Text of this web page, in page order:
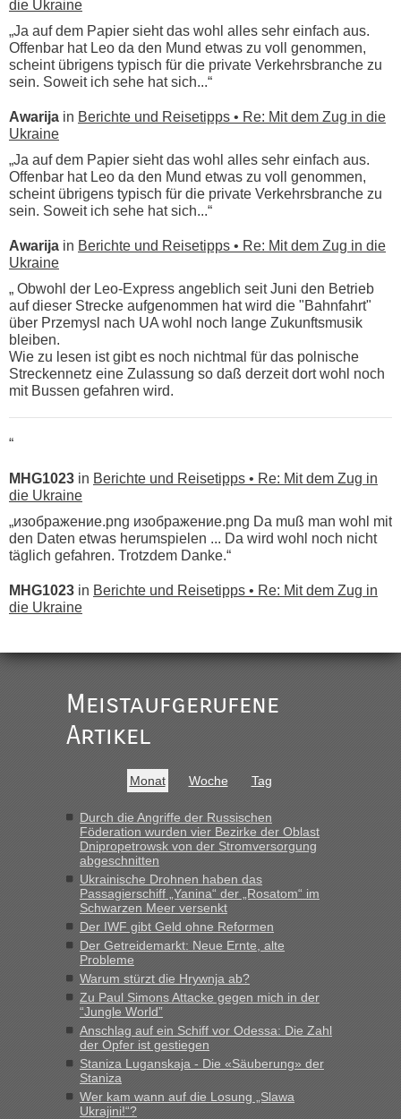
die Ukraine
„Ja auf dem Papier sieht das wohl alles sehr einfach aus.
Offenbar hat Leo da den Mund etwas zu voll genommen,
scheint übrigens typisch für die private Verkehrsbranche zu
sein. Soweit ich sehe hat sich...“
Awarija in Berichte und Reisetipps • Re: Mit dem Zug in die
Ukraine
„Ja auf dem Papier sieht das wohl alles sehr einfach aus.
Offenbar hat Leo da den Mund etwas zu voll genommen,
scheint übrigens typisch für die private Verkehrsbranche zu
sein. Soweit ich sehe hat sich...“
Awarija in Berichte und Reisetipps • Re: Mit dem Zug in die
Ukraine
„ Obwohl der Leo-Express angeblich seit Juni den Betrieb
auf dieser Strecke aufgenommen hat wird die "Bahnfahrt"
über Przemysl nach UA wohl noch lange Zukunftsmusik
bleiben.
Wie zu lesen ist gibt es noch nichtmal für das polnische
Streckennetz eine Zulassung so daß derzeit dort wohl noch
mit Bussen gefahren wird.
“
MHG1023 in Berichte und Reisetipps • Re: Mit dem Zug in
die Ukraine
„изображение.png изображение.png Da muß man wohl mit
den Daten etwas herumspielen ... Da wird wohl noch nicht
täglich gefahren. Trotzdem Danke.“
MHG1023 in Berichte und Reisetipps • Re: Mit dem Zug in
die Ukraine
Ist korrekt, aber ich finde man hätte trotzdem im Text gleich
darauf hinweisen können.
War aber nicht "böse" gemeint ...
buchbar - warum auch immer ...
Hab´s versucht - bekomme aber immer angezeigt "auf dieser
Strecke fahren wir nicht"
inBerichte und Reisetipps • Re: Mit dem Zug in
die Ukraine
„Man sollte aber explizit dazu schreiben, daß es ein Zug von
LeoExpress ist - und nur auf deren Webseite kann man die
Fahrkarten kaufen. Zumindest ist es die erste Umsteigefreie
Verbindung von Deutschland...“
Recht, Visa und Dokumente • Re: Deklaration
gebrauchter Kleidung beim Zoll
„Vielen Dank, mit einem Briefchen meiner Frau im Gepäck
gab es keine Probleme“
Meistaufgerufene
Artikel
Monat Woche Tag
Durch die Angriffe der Russischen
Föderation wurden vier Bezirke der Oblast
Dnipropetrowsk von der Stromversorgung
abgeschnitten
Ukrainische Drohnen haben das
Passagierschiff „Yanina“ der „Rosatom“ im
Schwarzen Meer versenkt
Der IWF gibt Geld ohne Reformen
Der Getreidemarkt: Neue Ernte, alte
Probleme
Warum stürzt die Hrywnja ab?
Zu Paul Simons Attacke gegen mich in der
“Jungle World”
Anschlag auf ein Schiff vor Odessa: Die Zahl
der Opfer ist gestiegen
Staniza Luganskaja - Die «Säuberung» der
Staniza
Wer kam wann auf die Losung „Slawa
Ukrajini!“?